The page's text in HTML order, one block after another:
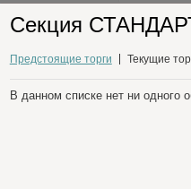
Секция
Предстоящие торги Текущие
В данном списке нет ни одного